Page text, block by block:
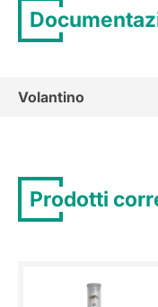
Volantino
Prodotti